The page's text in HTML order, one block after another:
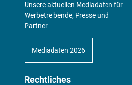
Unsere aktuellen Mediadaten für
Werbetreibende, Presse und
Partner
Mediadaten 2026
Rechtliches